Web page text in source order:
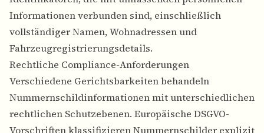
Informationen verbunden sind, einschließlich
vollständiger Namen, Wohnadressen und
Fahrzeugregistrierungsdetails.
Rechtliche Compliance-Anforderungen
Verschiedene Gerichtsbarkeiten behandeln
Nummernschildinformationen mit unterschiedlichen
rechtlichen Schutzebenen. Europäische DSGVO-
Vorschriften klassifizieren Nummernschilder explizit